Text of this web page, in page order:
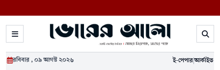
রবিবার , ০৯ আগস্ট ২০২৬ ই-পেপার|আর্কাইভ